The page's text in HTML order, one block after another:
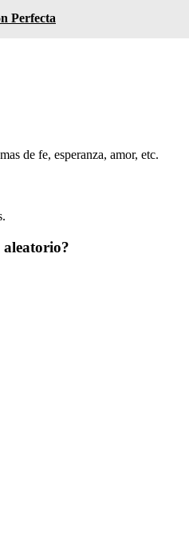
Perfecta
de fe, esperanza, amor, etc.
aleatorio?